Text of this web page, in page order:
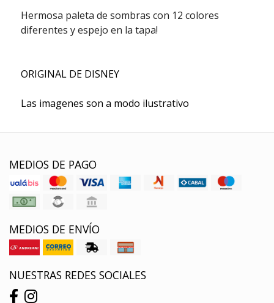
Hermosa paleta de sombras con 12 colores
diferentes y espejo en la tapa!
ORIGINAL DE DISNEY
Las imagenes son a modo ilustrativo
MEDIOS DE PAGO
MEDIOS DE ENVÍO
NUESTRAS REDES SOCIALES